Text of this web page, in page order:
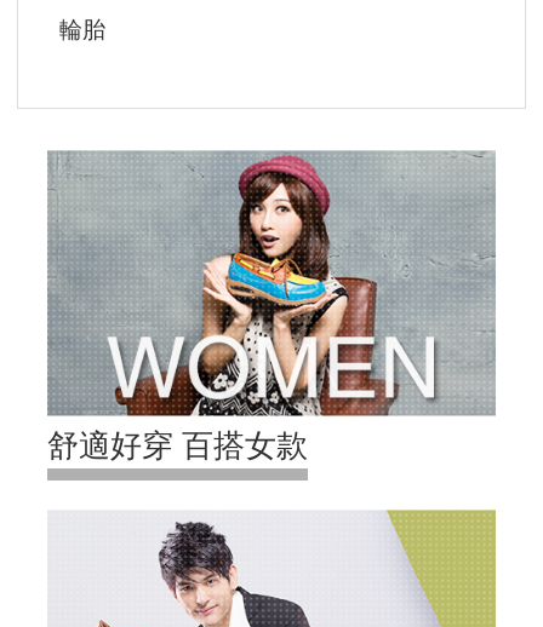
輪胎
舒適好穿 百搭女款